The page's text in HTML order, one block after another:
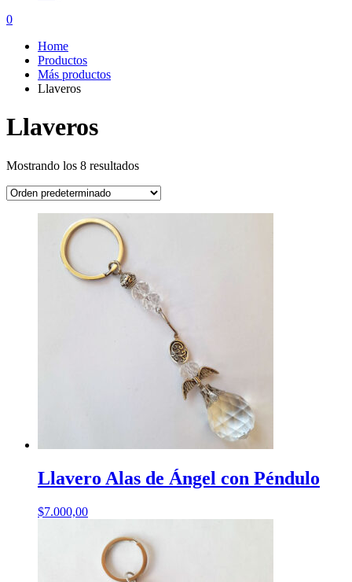
0
Home
Productos
Más productos
Llaveros
Llaveros
Mostrando los 8 resultados
Llavero Alas de Ángel con Péndulo
$7.000,00